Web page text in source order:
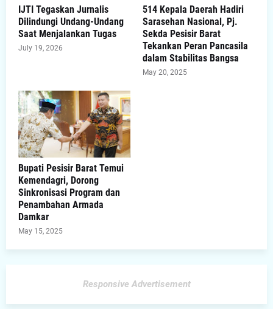
IJTI Tegaskan Jurnalis
Dilindungi Undang-Undang
Saat Menjalankan Tugas
July 19, 2026
514 Kepala Daerah Hadiri
Sarasehan Nasional, Pj.
Sekda Pesisir Barat
Tekankan Peran Pancasila
dalam Stabilitas Bangsa
May 20, 2025
Bupati Pesisir Barat Temui
Kemendagri, Dorong
Sinkronisasi Program dan
Penambahan Armada
Damkar
May 15, 2025
Responsive Advertisement